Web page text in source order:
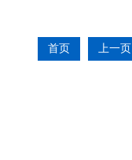
首页 上一页